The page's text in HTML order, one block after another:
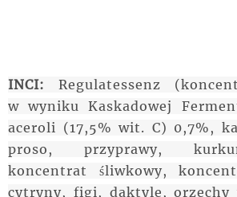
INCI: Regulatessenz
w wyniku Kaskadowej
aceroli (17,5% wit. C) 0,7%,
proso, przyprawy,
koncentrat śliwkowy,
cytryny, figi, daktyle, orzechy